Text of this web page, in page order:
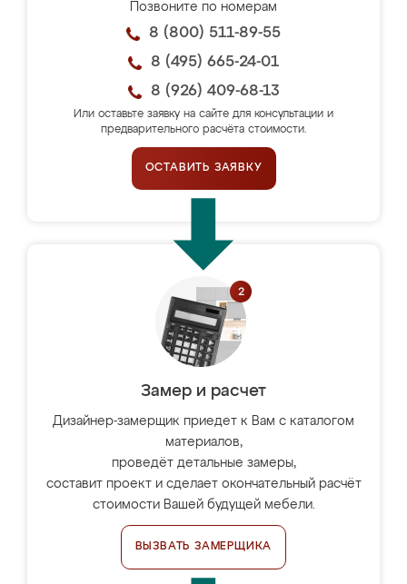
Позвоните по номерам
8 (800) 511-89-55
8 (495) 665-24-01
8 (926) 409-68-13
Или оставьте заявку на сайте для консультации и
предварительного расчёта стоимости.
ОСТАВИТЬ ЗАЯВКУ
Замер и расчет
Дизайнер-замерщик приедет к Вам с каталогом
материалов,
проведёт детальные замеры,
составит проект и сделает окончательный расчёт
стоимости Вашей будущей мебели.
ВЫЗВАТЬ ЗАМЕРЩИКА